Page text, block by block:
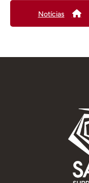
Notícias